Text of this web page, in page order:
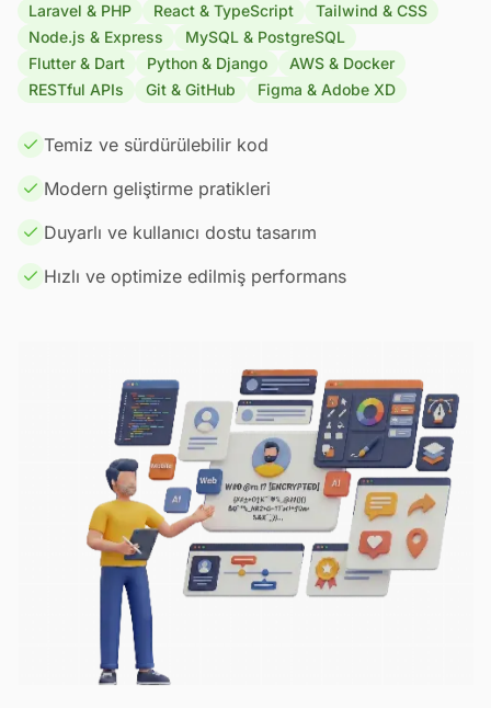
Laravel & PHP React & TypeScript
Tailwind & CSS
Node.js & Express
MySQL & PostgreSQL
Flutter & Dart
Python & Django
AWS & Docker
RESTful APIs
Git & GitHub Figma & Adobe XD
Temiz ve sürdürülebilir kod
Modern geliştirme pratikleri
Duyarlı ve kullanıcı dostu tasarım
Hızlı ve optimize edilmiş performans